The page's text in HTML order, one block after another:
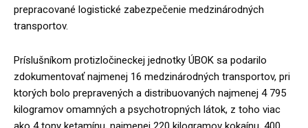
prepracované logistické zabezpečenie medzinárodných
transportov.
Príslušníkom protizločineckej jednotky ÚBOK sa podarilo
zdokumentovať najmenej 16 medzinárodných transportov, pri
ktorých bolo prepravených a distribuovaných najmenej 4 795
kilogramov omamných a psychotropných látok, z toho viac